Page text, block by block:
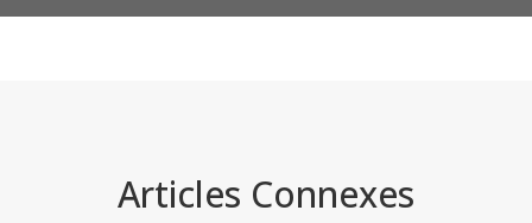
Articles Connexes